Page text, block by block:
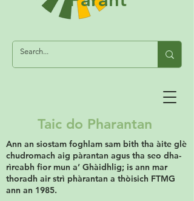
Taic do Pharantan
Ann an siostam foghlam sam bith tha àite glè
chudromach aig pàrantan agus tha seo dha-
rìreabh fior mun a’ Ghàidhlig; is ann mar
thoradh air strì phàrantan a thòisich FTMG
ann an 1985.